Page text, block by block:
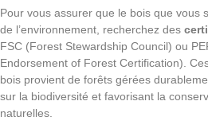
Pour vous assurer que le bois que vous
de l’environnement, recherchez des
FSC (Forest Stewardship Council) ou
Endorsement of Forest Certification).
bois provient de forêts gérées
sur la biodiversité et favorisant la
naturelles.